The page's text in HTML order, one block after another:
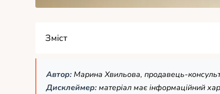
Зміст
Автор: Марина Хвильова, продавець-
Дисклеймер:матеріал має інформаційний